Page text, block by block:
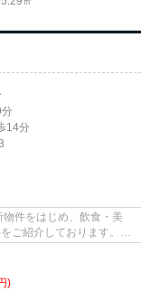
分
14分
件をはじめ、飲食・美
ご紹介しております。
)